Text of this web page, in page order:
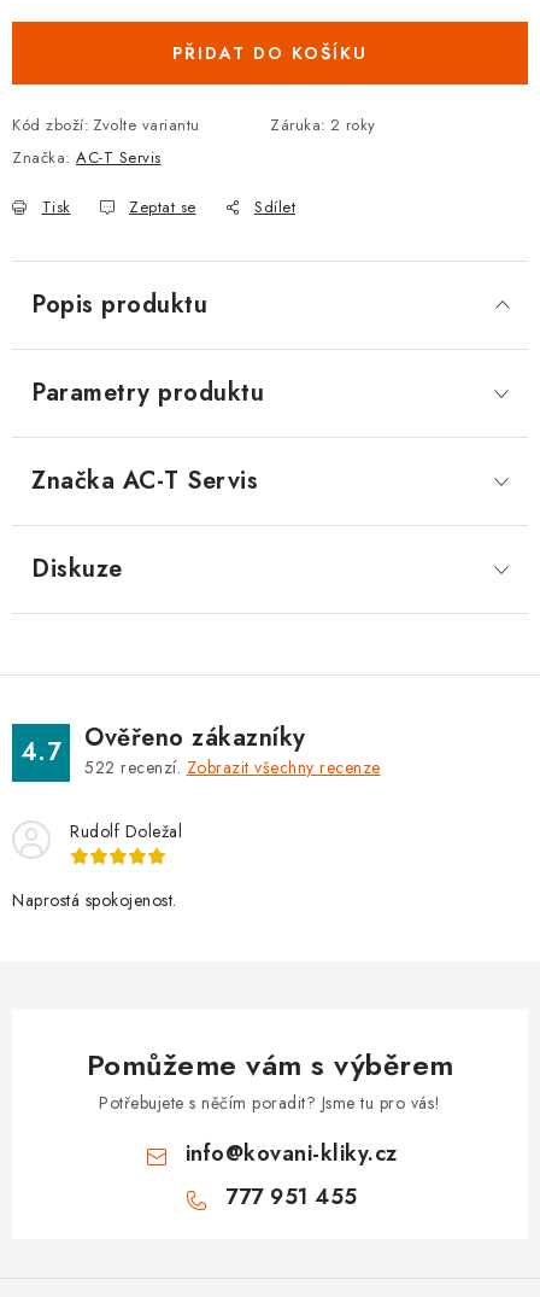
Kontakt O nás
PŘIDAT DO KOŠÍKU
Kód zboží: Zvolte variantu Záruka: 2 roky
Značka: AC-T Servis
Tisk Zeptat se Sdílet
Popis produktu
Parametry produktu
Značka AC-T Servis
Diskuze
4.7 Ověřeno zákazníky
522 recenzí. Zobrazit všechny recenze
Rudolf Doležal
Naprostá spokojenost.
Pomůžeme vám s výběrem
Potřebujete s něčím poradit? Jsme tu pro vás!
info@kovani-kliky.cz
777 951 455